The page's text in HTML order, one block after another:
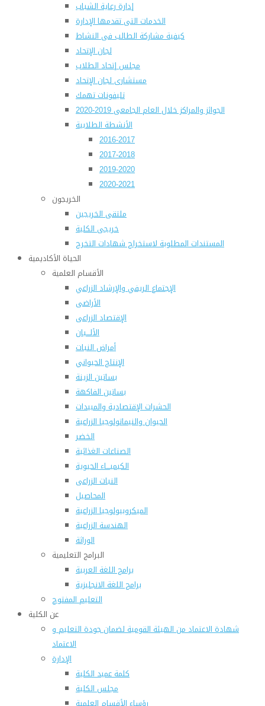
إدارة رعاية الشباب
الخدمات التى تقدمها الإدارة
كيفية مشاركة الطالب فى النشاط
لجان الإتحاد
مجلس إتحاد الطلاب
مستشارى لجان الإتحاد
تليفونات تهمك
الجوائز والمراكز خلال العام الجامعى 2019-2020
الأنشطة الطلابية
2016-2017
2017-2018
2019-2020
2020-2021
الخريجون
ملتقى الخريجين
خريجى الكلية
المستندات المطلوبة لاستخراج شهادات التخرج
الحياة الأكاديمية
الأقسام العلمية
الإجتماع الريفي والإرشاد الزراعي
الأراضى
الإقتصاد الزراعى
الألـــبان
أمراض النبات
الإنتاج الحيواني
بساتين الزينة
بساتين الفاكهة
الحشرات الإقتصادية والمبيدات
الحيوان والنيماتولوجيا الزراعية
الخضر
الصناعات الغذائية
الكيميـــاء الحيوية
النبات الزراعى
المحاصيل
الميكروبيولوجيا الزراعية
الهندسة الزراعية
الوراثة
البرامج التعليمية
برامج اللغة العربية
برامج اللغة الانجليزية
التعليم المفتوح
عن الكلية
شهادة الاعتماد من الهيئة القومية لضمان جودة التعليم و
الاعتماد
الإدارة
كلمة عميد الكلية
مجلس الكلية